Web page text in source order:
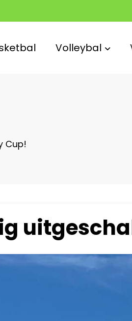
Volleybal
Cup!